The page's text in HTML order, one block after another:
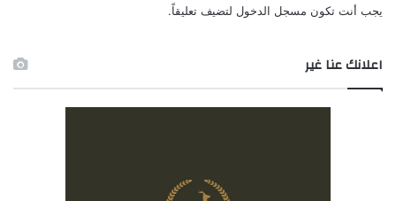
يجب أنت تكون مسجل الدخول لتضيف تعليقاً.
اعلانك عنا غير